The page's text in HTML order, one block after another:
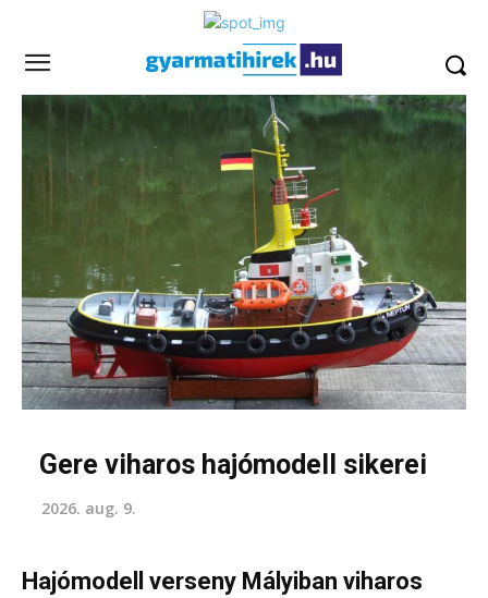
Gere viharos hajómodell sikerei
2026. aug. 9.
Hajómodell verseny Mályiban viharos